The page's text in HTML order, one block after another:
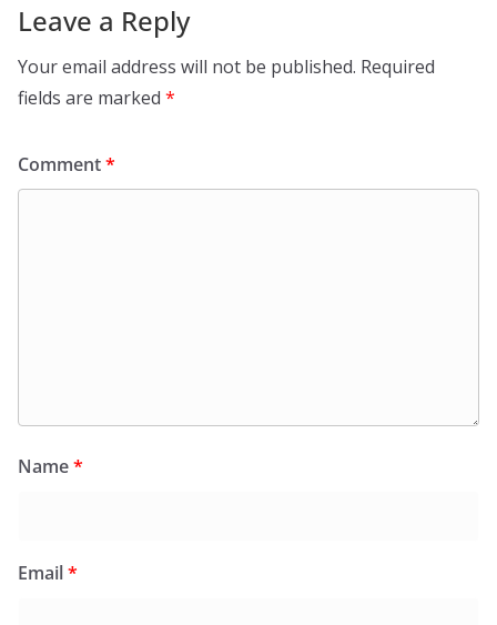
Leave a Reply
Your email address will not be published. Required
fields are marked *
Comment*
Name*
Email*